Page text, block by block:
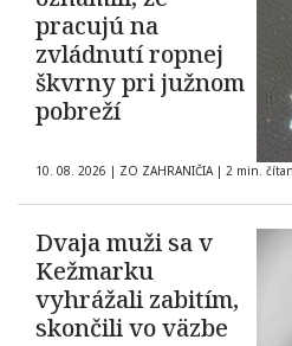
pracujú na
zvládnutí ropnej
škvrny pri južnom
pobreží
10. 08. 2026 | ZO ZAHRANIČIA | 2 min.
Dvaja muži sa v
Kežmarku
vyhrážali zabitím,
skončili vo väzbe